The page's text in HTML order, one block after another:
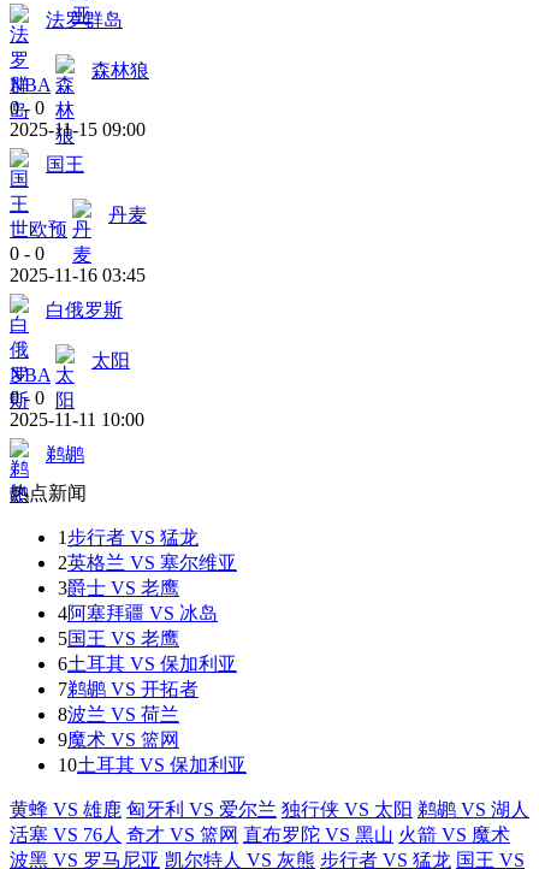
法罗群岛
NBA
森林狼
0 - 0
2025-11-15 09:00
国王
世欧预
丹麦
0 - 0
2025-11-16 03:45
白俄罗斯
NBA
太阳
0 - 0
2025-11-11 10:00
鹈鹕
热点新闻
1步行者 VS 猛龙
2英格兰 VS 塞尔维亚
3爵士 VS 老鹰
4阿塞拜疆 VS 冰岛
5国王 VS 老鹰
6土耳其 VS 保加利亚
7鹈鹕 VS 开拓者
8波兰 VS 荷兰
9魔术 VS 篮网
10土耳其 VS 保加利亚
黄蜂 VS 雄鹿 匈牙利 VS 爱尔兰 独行侠 VS 太阳 鹈鹕 VS 湖人
活塞 VS 76人 奇才 VS 篮网 直布罗陀 VS 黑山 火箭 VS 魔术
波黑 VS 罗马尼亚 凯尔特人 VS 灰熊 步行者 VS 猛龙 国王 VS